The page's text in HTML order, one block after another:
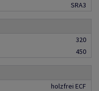
SRA3
320
450
holzfrei ECF